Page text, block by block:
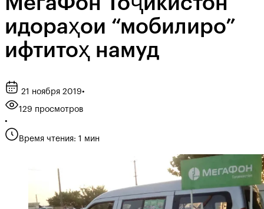
идораҳои “мобилиро”
ифтитоҳ намуд
21 ноября 2019•
129 просмотров
•
Время чтения: 1 мин